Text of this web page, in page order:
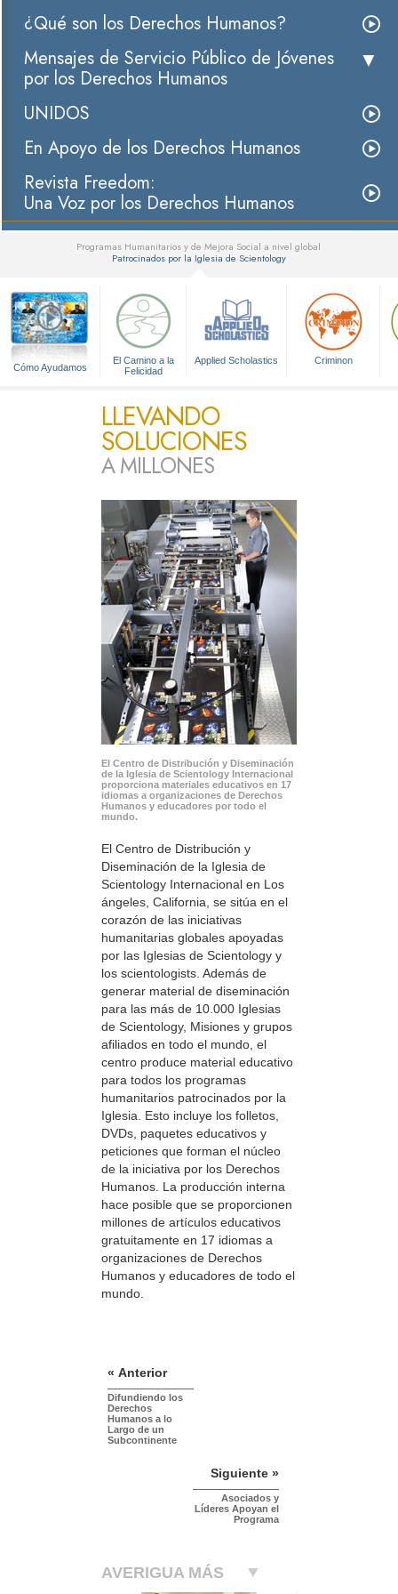
¿Qué son los Derechos Humanos?
Mensajes de Servicio Público de Jóvenes
por los Derechos Humanos
UNIDOS
En Apoyo de los Derechos Humanos
Revista Freedom:
Una Voz por los Derechos Humanos
Programas Humanitarios y de Mejora Social a nivel global
Patrocinados por la Iglesia de Scientology
Cómo Ayudamos
El Camino a la
Felicidad
Applied Scholastics Criminon
LLEVANDO
SOLUCIONES
A MILLONES
El Centro de Distribución y Diseminación
de la Iglesia de Scientology Internacional
proporciona materiales educativos en 17
idiomas a organizaciones de Derechos
Humanos y educadores por todo el
mundo.
El Centro de Distribución y
Diseminación de la Iglesia de
Scientology Internacional en Los
ángeles, California, se sitúa en el
corazón de las iniciativas
humanitarias globales apoyadas
por las Iglesias de Scientology y
los scientologists. Además de
generar material de diseminación
para las más de 10.000 Iglesias
de Scientology, Misiones y grupos
afiliados en todo el mundo, el
centro produce material educativo
para todos los programas
humanitarios patrocinados por la
Iglesia. Esto incluye los folletos,
DVDs, paquetes educativos y
peticiones que forman el núcleo
de la iniciativa por los Derechos
Humanos. La producción interna
hace posible que se proporcionen
millones de artículos educativos
gratuitamente en 17 idiomas a
organizaciones de Derechos
Humanos y educadores de todo el
mundo.
« Anterior
Difundiendo los
Derechos
Humanos a lo
Largo de un
Subcontinente
Siguiente »
Asociados y
Líderes Apoyan el
Programa
AVERIGUA MÁS